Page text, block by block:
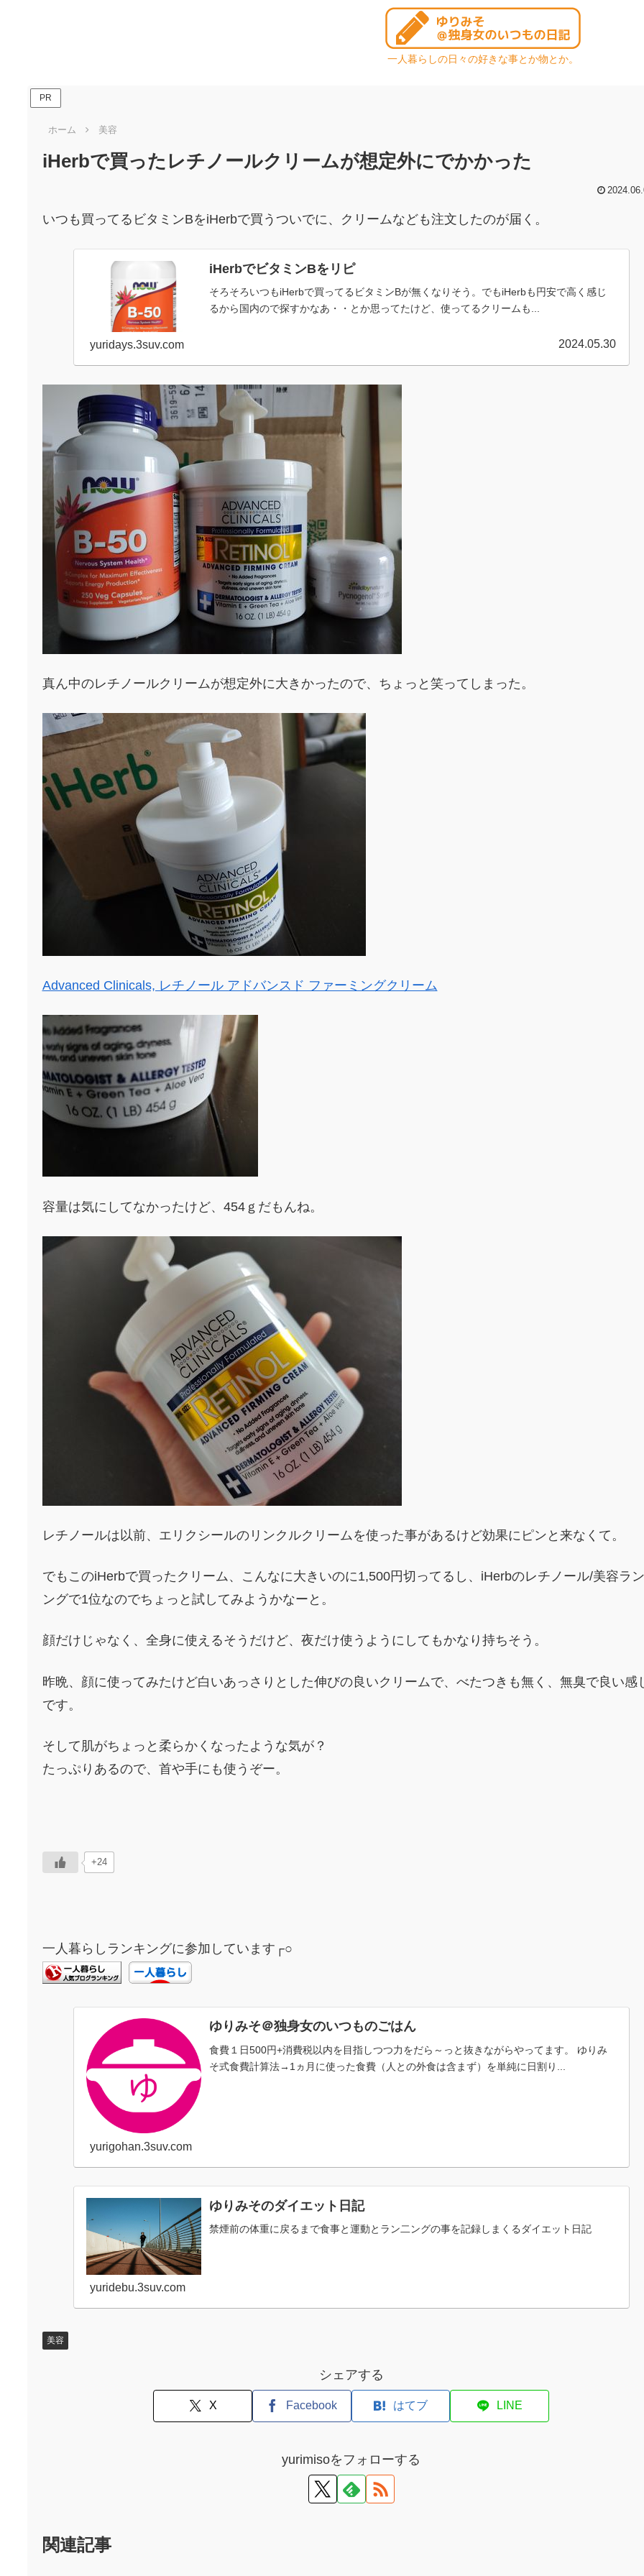
一人暮らしの日々の好きな事とか物とか。
PR
ホーム 美容
iHerbで買ったレチノールクリームが想定外にでかかった
いつも買ってるビタミンBをiHerbで買うついでに、クリームなども注文したのが届く。
iHerbでビタミンBをリピ
そろそろいつもiHerbで買ってるビタミンBが無くなりそう。でもiHerbも円安で高く感じ
るから国内ので探すかなあ・・とか思ってたけど、使ってるクリームも...
yuridays.3suv.com 2024.05.30
真ん中のレチノールクリームが想定外に大きかったので、ちょっと笑ってしまった。
Advanced Clinicals, レチノール アドバンスド ファーミングクリーム
容量は気にしてなかったけど、454ｇだもんね。
レチノールは以前、エリクシールのリンクルクリームを使った事があるけど効果にピンと来なくて。
でもこのiHerbで買ったクリーム、こんなに大きいのに1,500円切ってるし、iHerbのレチノール/美容ラ
ングで1位なのでちょっと試してみようかなーと。
顔だけじゃなく、全身に使えるそうだけど、夜だけ使うようにしてもかなり持ちそう。
昨晩、顔に使ってみたけど白いあっさりとした伸びの良いクリームで、べたつきも無く、無臭で良い感
です。
そして肌がちょっと柔らかくなったような気が？
たっぷりあるので、首や手にも使うぞー。
+24
一人暮らしランキングに参加しています┌○
ゆりみそ＠独身女のいつものごはん
食費１日500円+消費税以内を目指しつつ力をだら～っと抜きながらやってます。 ゆりみ
そ式食費計算法→1ヵ月に使った食費（人との外食は含まず）を単純に日割り...
yurigohan.3suv.com
ゆりみそのダイエット日記
禁煙前の体重に戻るまで食事と運動とラン二ングの事を記録しまくるダイエット日記
yuridebu.3suv.com
美容
シェアする
X Facebook はてブ LINE
yurimisoをフォローする
関連記事